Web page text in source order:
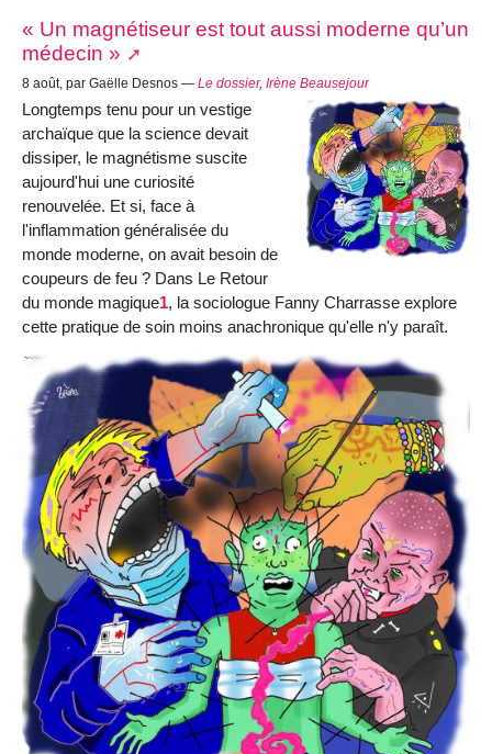
« Un magnétiseur est tout aussi moderne qu’un
médecin »
8 août, par Gaëlle Desnos — Le dossier, Irène Beausejour
Longtemps tenu pour un vestige
archaïque que la science devait
dissiper, le magnétisme suscite
aujourd'hui une curiosité
renouvelée. Et si, face à
l'inflammation généralisée du
monde moderne, on avait besoin de
coupeurs de feu ? Dans Le Retour
du monde magique1, la sociologue Fanny Charrasse explore
cette pratique de soin moins anachronique qu'elle n'y paraît.